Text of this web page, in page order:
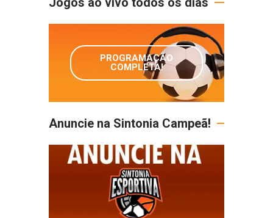
PROGRAMAÇÃO
COMPLETA!
Anuncie na Sintonia Campeã!